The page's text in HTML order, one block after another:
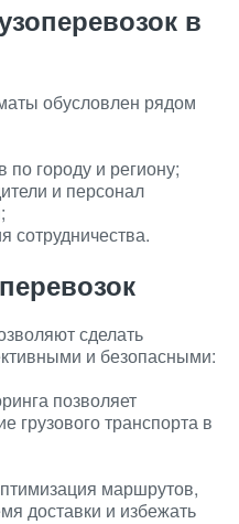
в
обусловлен рядом
по городу и региону;
и персонал
сотрудничества.
сделать
и безопасными:
позволяет
грузового транспорта в
маршрутов,
доставки и избежать